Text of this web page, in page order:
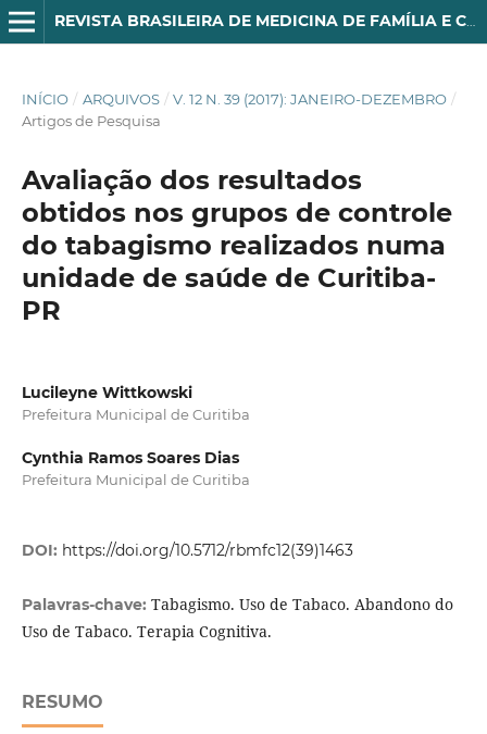
REVISTA BRASILEIRA DE MEDICINA DE FAMÍLIA E COMUNIDADE
INÍCIO / ARQUIVOS / V. 12 N. 39 (2017): JANEIRO-DEZEMBRO /
Artigos de Pesquisa
Avaliação dos resultados
obtidos nos grupos de controle
do tabagismo realizados numa
unidade de saúde de Curitiba-
PR
Lucileyne Wittkowski
Prefeitura Municipal de Curitiba
Cynthia Ramos Soares Dias
Prefeitura Municipal de Curitiba
DOI: https://doi.org/10.5712/rbmfc12(39)1463
Palavras-chave: Tabagismo. Uso de Tabaco. Abandono do
Uso de Tabaco. Terapia Cognitiva.
RESUMO